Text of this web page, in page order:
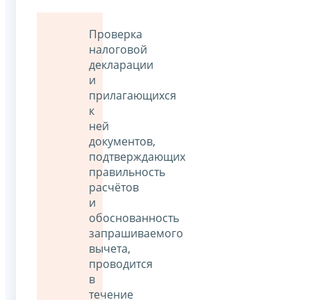
Проверка
налоговой
декларации
и
прилагающихся
к
ней
документов,
подтверждающих
правильность
расчётов
и
обоснованность
запрашиваемого
вычета,
проводится
в
течение